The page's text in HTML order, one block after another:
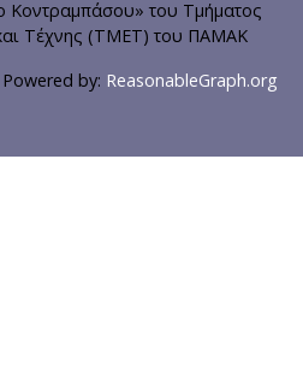
Κοντραμπάσου» του Τμήματος
Τέχνης (ΤΜΕΤ) του ΠΑΜΑΚ
by: ReasonableGraph.org